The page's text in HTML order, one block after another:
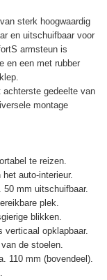
sterk hoogwaardig
en uitschuifbaar voor
armsteun is
en een met rubber
achterste gedeelte van
montage
te reizen.
auto-interieur.
mm uitschuifbaar.
plek.
blikken.
verticaal opklapbaar.
de stoelen.
110 mm (bovendeel).